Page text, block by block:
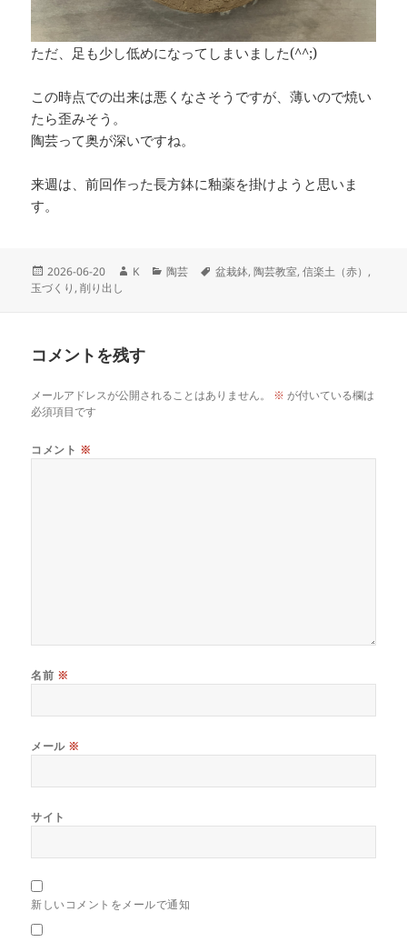
ただ、足も少し低めになってしまいました(^^;)
この時点での出来は悪くなさそうですが、薄いので焼い
たら歪みそう。
陶芸って奥が深いですね。
来週は、前回作った長方鉢に釉薬を掛けようと思いま
す。
投
稿
2026-06-20
作
K
カ
陶芸
タ
盆栽鉢,陶芸教室,信楽土（赤） ,
玉づくり ,削り出し
コメントを残す
メールアドレスが公開されることはありません。 ※ が付いている欄は
必須項目です
コメント ※
名前 ※
メール ※
サイト
新しいコメントをメールで通知